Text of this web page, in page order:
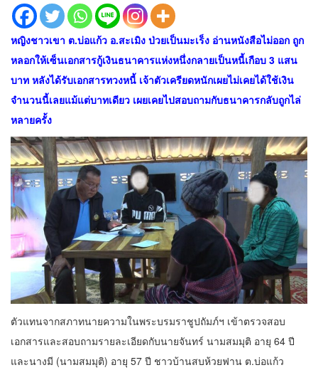
หญิงชาวเขา ต.บ่อแก้ว อ.สะเมิง ป่วยเป็นมะเร็ง อ่านหนังสือไม่ออก ถูก
หลอกให้เซ็นเอกสารกู้เงินธนาคารแห่งหนึ่งกลายเป็นหนี้เกือบ 3 แสน
บาท หลังได้รับเอกสารทวงหนี้ เจ้าตัวเครียดหนักเผยไม่เคยได้ใช้เงิน
จำนวนนี้เลยแม้แต่บาทเดียว เผยเคยไปสอบถามกับธนาคารกลับถูกไล่
หลายครั้ง
ตัวแทนจากสภาทนายความในพระบรมราชูปถัมภ์ฯ เข้าตรวจสอบ
เอกสารและสอบถามรายละเอียดกับนายจันทร์ นามสมมุติ อายุ 64 ปี
และนางมี (นามสมมุติ) อายุ 57 ปี ชาวบ้านสบห้วยฟาน ต.บ่อแก้ว